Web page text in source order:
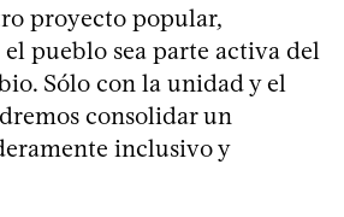
proyecto popular,
el pueblo sea parte activa del
Sólo con la unidad y el
consolidar un
inclusivo y